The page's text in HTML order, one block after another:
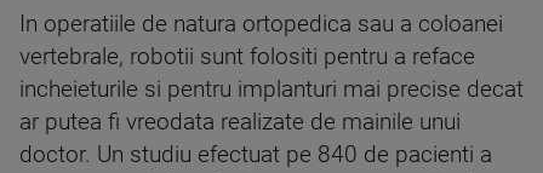
In operatiile de natura ortopedica sau a coloanei
vertebrale, robotii sunt folositi pentru a reface
incheieturile si pentru implanturi mai precise decat
ar putea fi vreodata realizate de mainile unui
doctor. Un studiu efectuat pe 840 de pacienti a